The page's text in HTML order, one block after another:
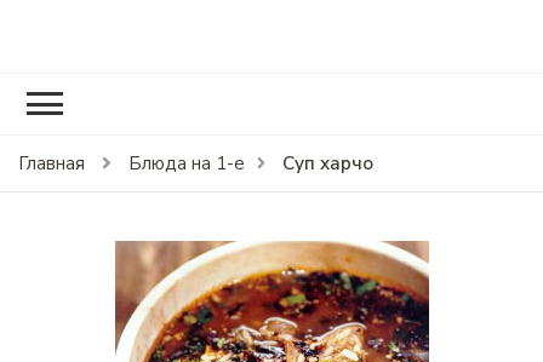
Главная Блюда на 1-е Суп харчо